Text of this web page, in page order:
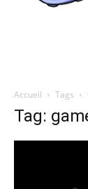
Accueil Tags
Tag: